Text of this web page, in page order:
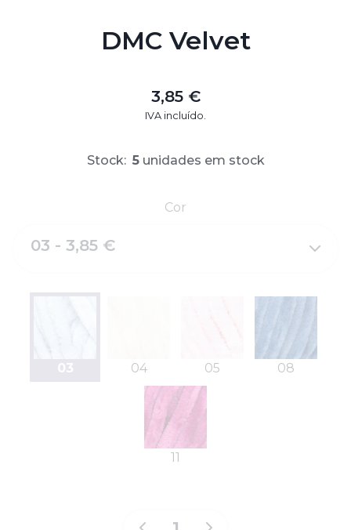
DMC Velvet
3,85 €
IVA incluído.
Stock: 5unidades em stock
Cor
03 - 3,85 €
03 04 05 08
11